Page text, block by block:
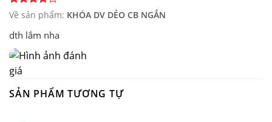
Về sản phẩm: KHÓA DV DẺO CB NGẮN
dth lắm nha
SẢN PHẨM TƯƠNG TỰ